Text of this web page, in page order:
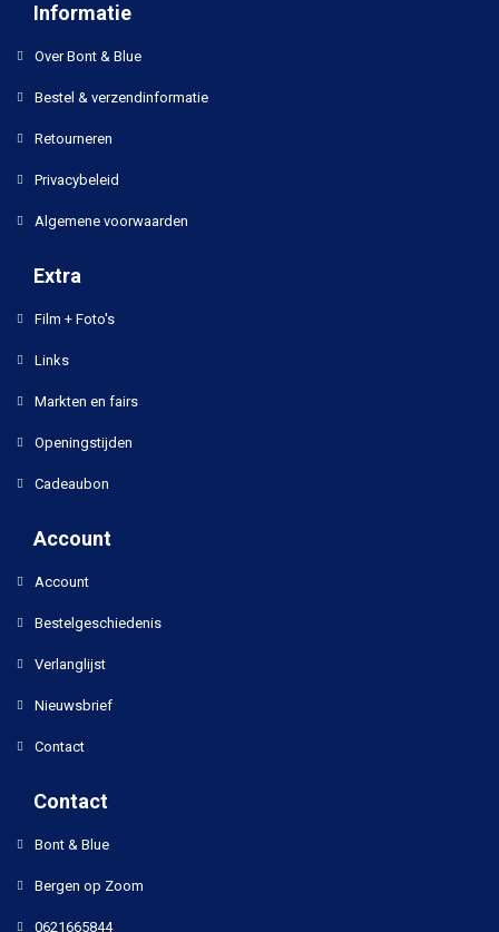
Informatie
Over Bont & Blue
Bestel & verzendinformatie
Retourneren
Privacybeleid
Algemene voorwaarden
Extra
Film + Foto's
Links
Markten en fairs
Openingstijden
Cadeaubon
Account
Account
Bestelgeschiedenis
Verlanglijst
Nieuwsbrief
Contact
Contact
Bont & Blue
Bergen op Zoom
0621665844